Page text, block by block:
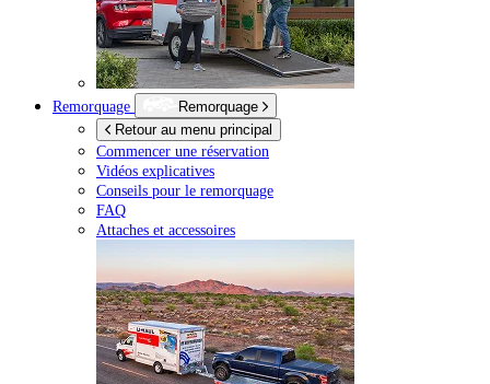
Remorquage
Remorquage
Retour au menu principal
Commencer une réservation
Vidéos explicatives
Conseils pour le remorquage
FAQ
Attaches et accessoires